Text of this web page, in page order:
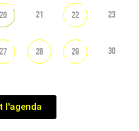
20 21 22 23
27 28 29 30
l'agenda